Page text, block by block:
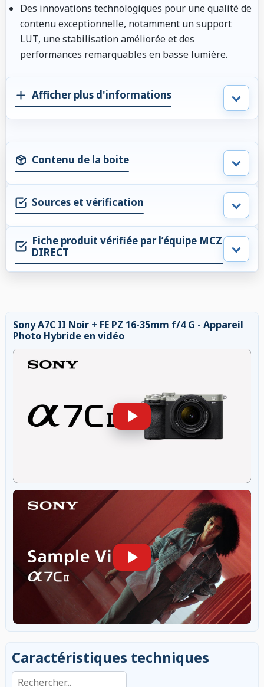
Des innovations technologiques pour une qualité de
contenu exceptionnelle, notamment un support
LUT, une stabilisation améliorée et des
performances remarquables en basse lumière.
Afficher plus d'informations
Contenu de la boite
Sources et vérification
Fiche produit vérifiée par l’équipe MCZ
DIRECT
Sony A7C II Noir + FE PZ 16-35mm f/4 G - Appareil
Photo Hybride en vidéo
Caractéristiques techniques
Rechercher dans les caractéristiques